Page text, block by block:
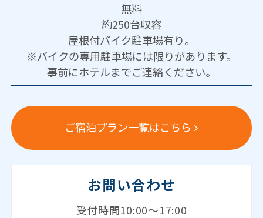
無料
約250台収容
屋根付バイク駐車場有り。
※バイクの専用駐車場には限りがあります。
事前にホテルまでご連絡ください。
ご宿泊プラン一覧はこちら
お問い合わせ
受付時間10:00～17:00